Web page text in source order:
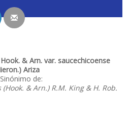
& Arn. var. saucechicoense
Ariza
de:
& Arn.) R.M. King & H. Rob.